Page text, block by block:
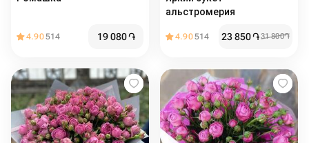
4.90514 19 080֏
альстромерия
4.90514 23 850֏31 800֏